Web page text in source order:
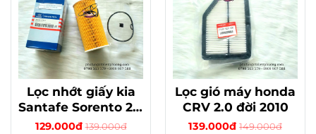
Lọc nhớt giấy kia
Santafe Sorento 2.2
động cơ xăng 1.6
129.000đ 139.000đ
Lọc gió máy honda
CRV 2.0 đời 2010
139.000đ 149.000đ